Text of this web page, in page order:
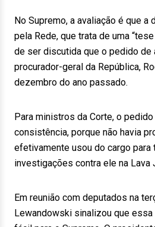
No Supremo, a avaliação é que
pela Rede, que trata de uma
de ser discutida que o pedido
procurador-geral da República,
dezembro do ano passado.
Para ministros da Corte, o
consistência, porque não havia
efetivamente usou do cargo para
investigações contra ele na Lava
Em reunião com deputados na
Lewandowski sinalizou que essa